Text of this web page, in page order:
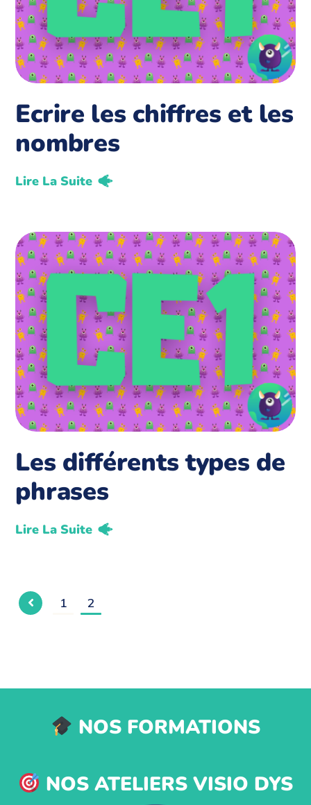
Ecrire les chiffres et les
nombres
Lire La Suite
Les différents types de
phrases
Lire La Suite
1 2
NOS FORMATIONS
NOS ATELIERS VISIO DYS